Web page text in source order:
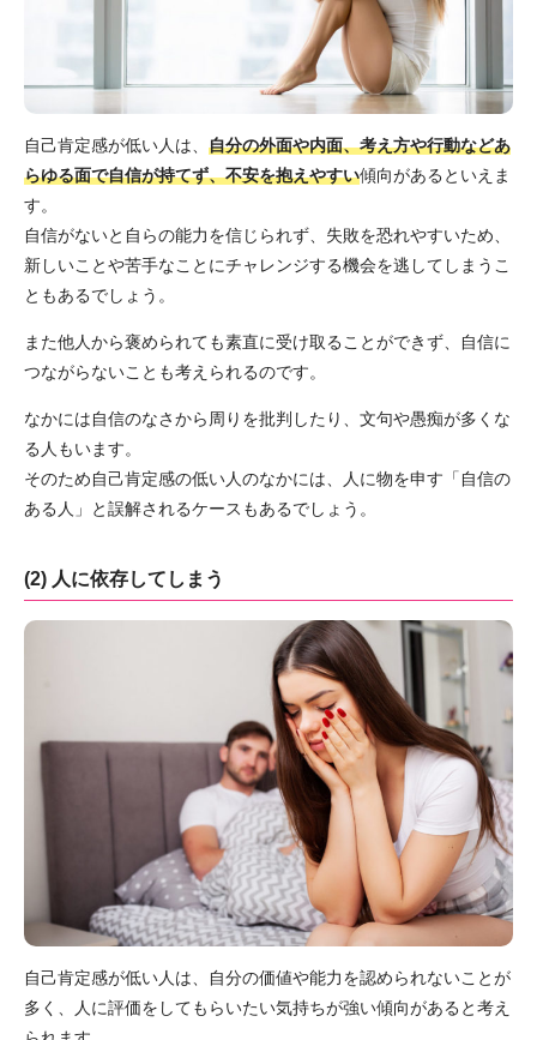
自己肯定感が低い人は、 自分の外面や内面、考え方や行動などあ
らゆる面で自信が持てず、不安を抱えやすい傾向があるといえま
す。
自信がないと自らの能力を信じられず、失敗を恐れやすいため、
新しいことや苦手なことにチャレンジする機会を逃してしまうこ
ともあるでしょう。
また他人から褒められても素直に受け取ることができず、自信に
つながらないことも考えられるのです。
なかには自信のなさから周りを批判したり、文句や愚痴が多くな
る人もいます。
そのため自己肯定感の低い人のなかには、人に物を申す「自信の
ある人」と誤解されるケースもあるでしょう。
(2) 人に依存してしまう
自己肯定感が低い人は、自分の価値や能力を認められないことが
多く、人に評価をしてもらいたい気持ちが強い傾向があると考え